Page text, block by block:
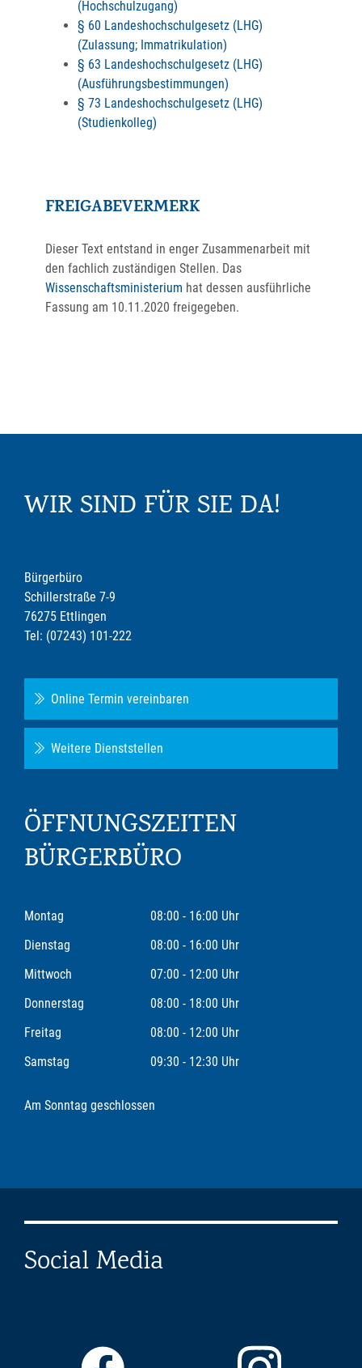
(Hochschulzugang)
§ 60 Landeshochschulgesetz (LHG)
(Zulassung; Immatrikulation)
§ 63 Landeshochschulgesetz (LHG)
(Ausführungsbestimmungen)
§ 73 Landeshochschulgesetz (LHG)
(Studienkolleg)
FREIGABEVERMERK
Dieser Text entstand in enger Zusammenarbeit mit
den fachlich zuständigen Stellen. Das
Wissenschaftsministerium hat dessen ausführliche
Fassung am 10.11.2020 freigegeben.
WIR SIND FÜR SIE DA!
Bürgerbüro
Schillerstraße 7-9
76275 Ettlingen
Tel: (07243) 101-222
Online Termin vereinbaren
Weitere Dienststellen
ÖFFNUNGSZEITEN
BÜRGERBÜRO
Montag
08:00 - 16:00 Uhr
Dienstag
08:00 - 16:00 Uhr
Mittwoch
07:00 - 12:00 Uhr
Donnerstag
08:00 - 18:00 Uhr
Freitag
08:00 - 12:00 Uhr
Samstag
09:30 - 12:30 Uhr
Am Sonntag geschlossen
Social Media